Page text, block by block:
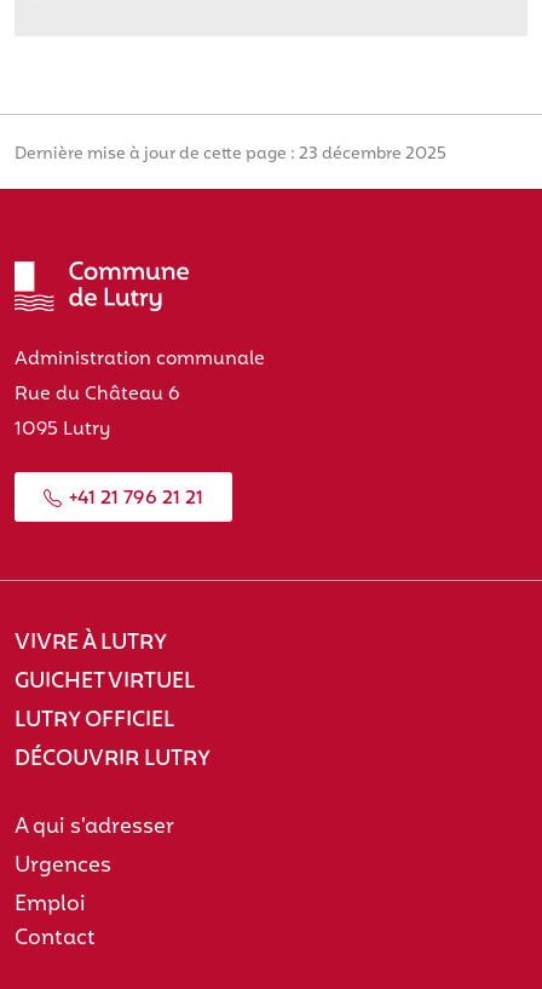
Dernière mise à jour de cette page : 23 décembre 2025
Administration communale
Rue du Château 6
1095 Lutry
+41 21 796 21 21
VIVRE À LUTRY
GUICHET VIRTUEL
LUTRY OFFICIEL
DÉCOUVRIR LUTRY
A qui s'adresser
Urgences
Emploi
Contact